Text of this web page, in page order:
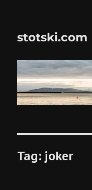
stotski.com
Tag: joker